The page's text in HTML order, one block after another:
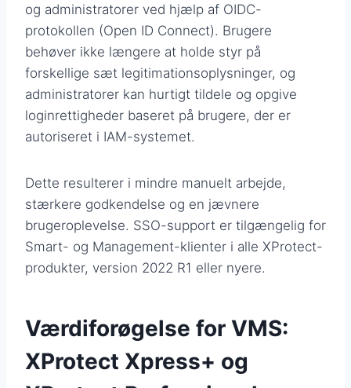
og administratorer ved hjælp af OIDC-
protokollen (Open ID Connect). Brugere
behøver ikke længere at holde styr på
forskellige sæt legitimationsoplysninger, og
administratorer kan hurtigt tildele og opgive
loginrettigheder baseret på brugere, der er
autoriseret i IAM-systemet.
Dette resulterer i mindre manuelt arbejde,
stærkere godkendelse og en jævnere
brugeroplevelse. SSO-support er tilgængelig for
Smart- og Management-klienter i alle XProtect-
produkter, version 2022 R1 eller nyere.
Værdiforøgelse for VMS:
XProtect Xpress+ og